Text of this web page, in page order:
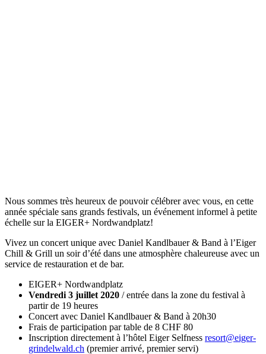
Nous sommes très heureux de pouvoir célébrer avec vous, en cette
année spéciale sans grands festivals, un événement informel à petite
échelle sur la EIGER+ Nordwandplatz!
Vivez un concert unique avec Daniel Kandlbauer & Band à l’Eiger
Chill & Grill un soir d’été dans une atmosphère chaleureuse avec un
service de restauration et de bar.
EIGER+ Nordwandplatz
Vendredi 3 juillet 2020 / entrée dans la zone du festival à
partir de 19 heures
Concert avec Daniel Kandlbauer & Band à 20h30
Frais de participation par table de 8 CHF 80
Inscription directement à l’hôtel Eiger Selfness resort@eiger-
grindelwald.ch (premier arrivé, premier servi)